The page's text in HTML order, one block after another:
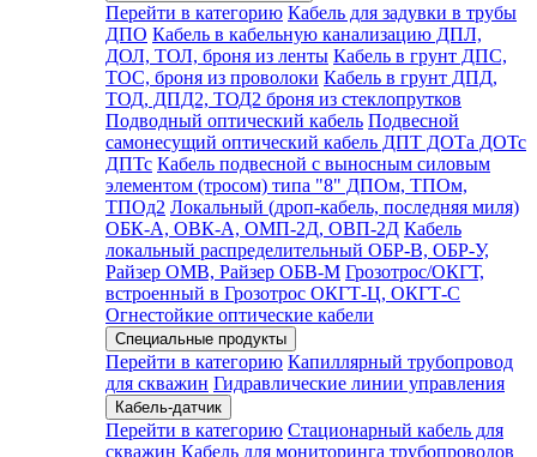
Перейти в категорию Кабель для задувки в трубы
ДПО Кабель в кабельную канализацию ДПЛ,
ДОЛ, ТОЛ, броня из ленты Кабель в грунт ДПС,
ТОС, броня из проволоки Кабель в грунт ДПД,
ТОД, ДПД2, ТОД2 броня из стеклопрутков
Подводный оптический кабель Подвесной
самонесущий оптический кабель ДПТ ДОТа ДОТс
ДПТс Кабель подвесной с выносным силовым
элементом (тросом) типа "8" ДПОм, ТПОм,
ТПОд2 Локальный (дроп-кабель, последняя миля)
ОБК-А, ОВК-А, ОМП-2Д, ОВП-2Д Кабель
локальный распределительный ОБР-В, ОБР-У,
Райзер ОМВ, Райзер ОБВ-М Грозотрос/ОКГТ,
встроенный в Грозотрос ОКГТ-Ц, ОКГТ-С
Огнестойкие оптические кабели
Специальные продукты
Перейти в категорию Капиллярный трубопровод
для скважин Гидравлические линии управления
Кабель-датчик
Перейти в категорию Стационарный кабель для
скважин Кабель для мониторинга трубопроводов